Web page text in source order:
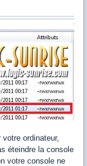
ordinateur,
éteindre la console
votre console ne